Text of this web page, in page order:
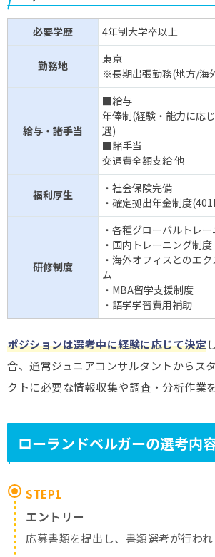
必要学歴 4年制大学卒以上
勤務地
東京
※長期出張勤務(地方/海
給与・諸手当
■給与
年俸制(経験・能力に応
遇)
■諸手当
交通費全額支給 他
福利厚生
・社会保険完備
・確定拠出年金制度
研修制度
・各種グローバルトレ
・国内トレーニング制度
・海外オフィスとのエ
ム
・MBA留学支援制度
・語学学習費用補助
ポジションは選考中に経験に応じて決定
合、通常ジュニアコンサルタントからス
クトに必要な情報収集や調査・分析作業
ローランドベルガーの選考内
STEP1
エントリー
応募書類を提出し、書類選考が行われ